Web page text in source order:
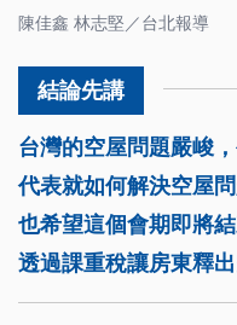
陳佳鑫 林志堅／台北報導
台灣的空屋問題嚴峻
代表就如何解決空屋
也希望這個會期即將
透過課重稅讓房東釋